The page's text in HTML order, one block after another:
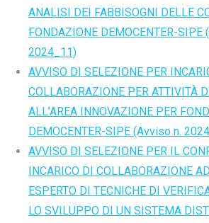
ANALISI DEI FABBISOGNI DELLE
FONDAZIONE DEMOCENTER-SIPE
2024_11)
AVVISO DI SELEZIONE PER
COLLABORAZIONE PER ATTIVITÀ
ALL’AREA INNOVAZIONE PER
DEMOCENTER-SIPE (Avviso n.
AVVISO DI SELEZIONE PER IL
INCARICO DI COLLABORAZIONE
ESPERTO DI TECNICHE DI
LO SVILUPPO DI UN SISTEMA